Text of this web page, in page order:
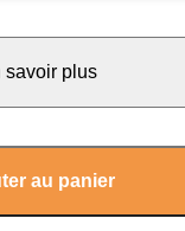
savoir plus
au panier